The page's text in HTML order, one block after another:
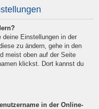
Einstellungen in der
zu ändern, gehe in den
meist oben auf der Seite
klickst. Dort kannst du
in der Online-